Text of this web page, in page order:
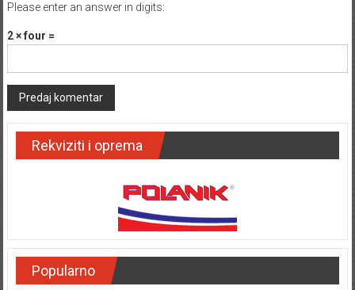
Please enter an answer in digits:
2 × four =
Rekviziti i oprema
Popularno